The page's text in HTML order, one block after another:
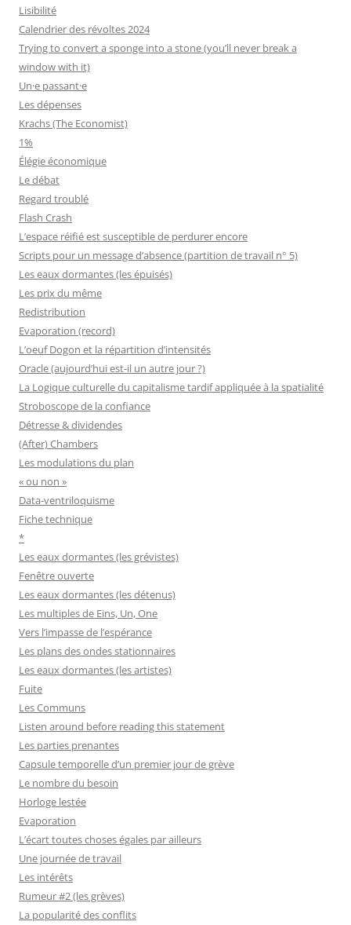
Lisibilité
Calendrier des révoltes 2024
Trying to convert a sponge into a stone (you’ll never break a
window with it)
Un·e passant·e
Les dépenses
Krachs (The Economist)
1%
Élégie économique
Le débat
Regard troublé
Flash Crash
L’espace réifié est susceptible de perdurer encore
Scripts pour un message d’absence (partition de travail n° 5)
Les eaux dormantes (les épuisés)
Les prix du même
Redistribution
Evaporation (record)
L’oeuf Dogon et la répartition d’intensités
Oracle (aujourd’hui est-il un autre jour ?)
La Logique culturelle du capitalisme tardif appliquée à la spatialité
Stroboscope de la confiance
Détresse & dividendes
(After) Chambers
Les modulations du plan
« ou non »
Data-ventriloquisme
Fiche technique
*
Les eaux dormantes (les grévistes)
Fenêtre ouverte
Les eaux dormantes (les détenus)
Les multiples de Eins, Un, One
Vers l’impasse de l’espérance
Les plans des ondes stationnaires
Les eaux dormantes (les artistes)
Fuite
Les Communs
Listen around before reading this statement
Les parties prenantes
Capsule temporelle d’un premier jour de grève
Le nombre du besoin
Horloge lestée
Evaporation
L’écart toutes choses égales par ailleurs
Une journée de travail
Les intérêts
Rumeur #2 (les grèves)
La popularité des conflits